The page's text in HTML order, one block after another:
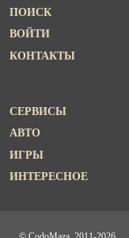
ПОИСК
ВОЙТИ
КОНТАКТЫ
СЕРВИСЫ
АВТО
ИГРЫ
ИНТЕРЕСНОЕ